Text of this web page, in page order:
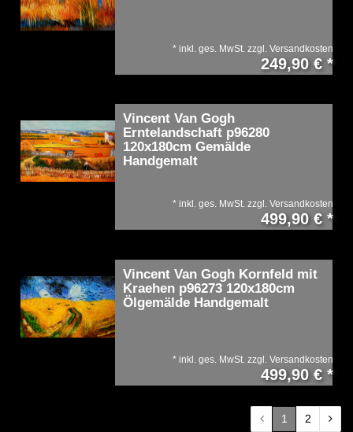
249,90 € *
* inkl. ges. MwSt. zzgl. Versandkosten
Vincent Van Gogh
Erntelandschaft p96280
120x180cm Gemälde
Handgemalt
499,90 € *
* inkl. ges. MwSt. zzgl. Versandkosten
Vincent Van Gogh Kornfeld mit
Kraehen p96273 120x180cm
Ölgemälde Handgemalt
499,90 € *
* inkl. ges. MwSt. zzgl. Versandkosten
1 2